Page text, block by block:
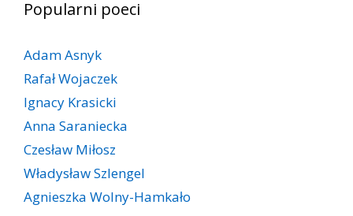
Popularni poeci
Adam Asnyk
Rafał Wojaczek
Ignacy Krasicki
Anna Saraniecka
Czesław Miłosz
Władysław Szlengel
Agnieszka Wolny-Hamkało